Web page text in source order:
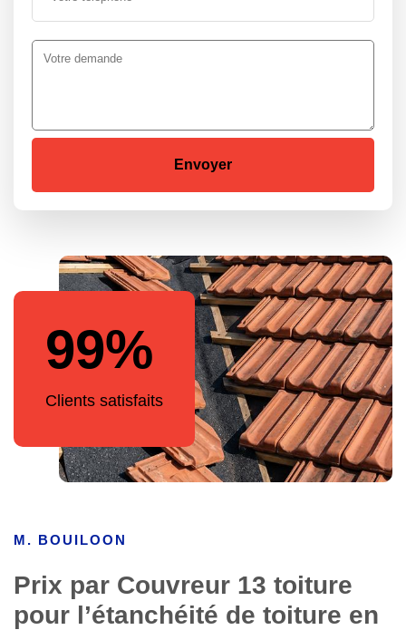
99%
Clients satisfaits
M. BOUILOON
Prix par Couvreur 13 toiture
pour l’étanchéité de toiture en